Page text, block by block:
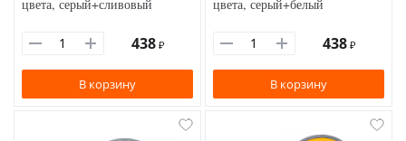
цвета, серый+сливовый
438 ₽
В корзину
цвета, серый+белый
438 ₽
В корзину